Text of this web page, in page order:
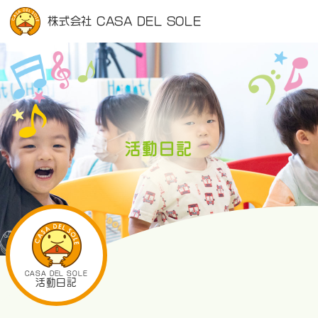
株式会社 CASA DEL SOLE
活動日記
CASA DEL SOLE
活動日記